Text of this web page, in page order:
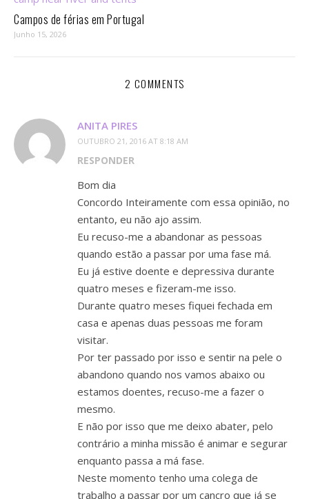
Campos de férias em Portugal
Junho 15, 2026
2 COMMENTS
ANITA PIRES
OUTUBRO 21, 2016 AT 8:18 AM
RESPONDER
Bom dia
Concordo Inteiramente com essa opinião, no
entanto, eu não ajo assim.
Eu recuso-me a abandonar as pessoas
quando estão a passar por uma fase má.
Eu já estive doente e depressiva durante
quatro meses e fizeram-me isso.
Durante quatro meses fiquei fechada em
casa e apenas duas pessoas me foram
visitar.
Por ter passado por isso e sentir na pele o
abandono quando nos vamos abaixo ou
estamos doentes, recuso-me a fazer o
mesmo.
E não por isso que me deixo abater, pelo
contrário a minha missão é animar e segurar
enquanto passa a má fase.
Neste momento tenho uma colega de
trabalho a passar por um cancro que já se